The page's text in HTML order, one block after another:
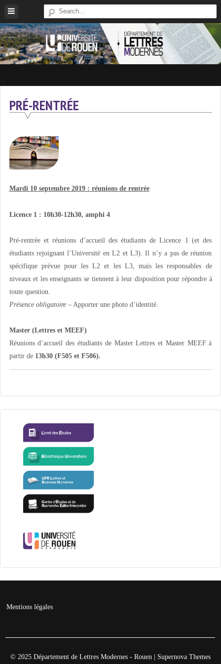
content
PRÉ-RENTRÉE
Mardi 10 septembre 2019 : réunions de rentrée
Licence 1 : 10h30-12h30, amphi 4
Pré-rentrée et réunions d’accueil des étudiants de Licence 1 (et des
étudiants rejoignant l’Université en L2 et L3). Il n’y a pas de réunion
spécifique prévue pour les L2 et les L3, mais les responsables de
niveaux et les enseignants se tiennent à leur disposition pour répondre à
toute question.
Présence obligatoire – Apporter une photo d’identité.
Master (Lettres et MEEF)
Réunions d’accueil des étudiants de Master Lettres et Master MEEF à
partir de 13h30 (F505 et F506).
Mentions légales
© 2025 Département de Lettres Modernes - Rouen Supernova Themes